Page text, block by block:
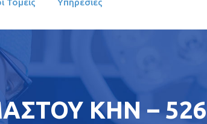
Τομείς Υπηρεσίες
ΚΗΝ – 526